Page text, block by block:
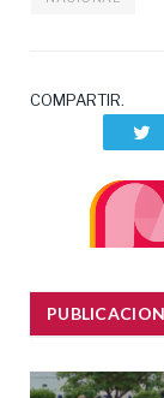
COMPARTIR.